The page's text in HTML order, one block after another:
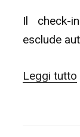
Il check-
esclude
Leggi tutto